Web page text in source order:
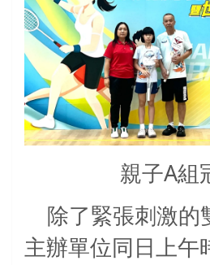
親子A組
除了緊張刺激的
主辦單位同日上午